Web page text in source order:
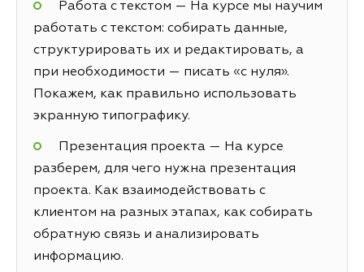
Работа с текстом — На курсе мы научим
работать с текстом: собирать данные,
структурировать их и редактировать, а
при необходимости — писать «с нуля».
Покажем, как правильно использовать
экранную типографику.
Презентация проекта — На курсе
разберем, для чего нужна презентация
проекта. Как взаимодействовать с
клиентом на разных этапах, как собирать
обратную связь и анализировать
информацию.